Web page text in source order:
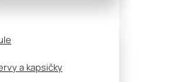
a kapsičky